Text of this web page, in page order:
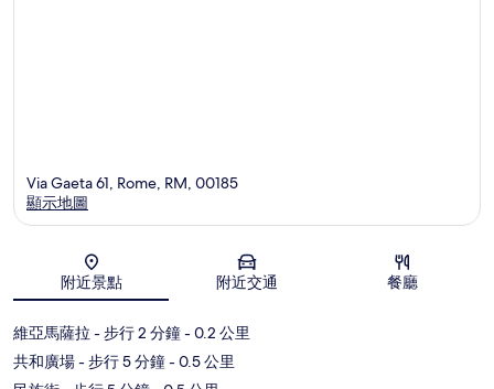
地圖
Via Gaeta 61, Rome, RM, 00185
顯示地圖
附近景點 附近交通 餐廳
維亞馬薩拉 - 步行 2 分鐘- 0.2 公里
共和廣場- 步行 5 分鐘- 0.5 公里